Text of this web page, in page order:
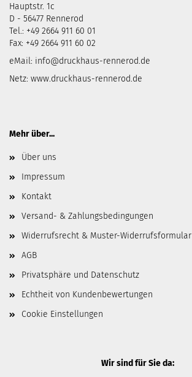
Hauptstr. 1c
D - 56477 Rennerod
Tel.: +49 2664 911 60 01
Fax: +49 2664 911 60 02
eMail: info@druckhaus-rennerod.de
Netz: www.druckhaus-rennerod.de
Mehr über...
Über uns
Impressum
Kontakt
Versand- & Zahlungsbedingungen
Widerrufsrecht & Muster-Widerrufsformular
AGB
Privatsphäre und Datenschutz
Echtheit von Kundenbewertungen
Cookie Einstellungen
Wir sind für Sie da: